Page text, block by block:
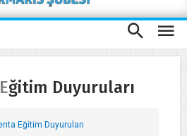
Duyuruları
Eğitim Duyuruları